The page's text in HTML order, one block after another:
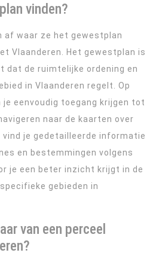
vinden?
af waar ze het gewestplan
Vlaanderen. Het gewestplan is
dat de ruimtelijke ordening en
in Vlaanderen regelt. Op
je eenvoudig toegang krijgen tot
naar de kaarten over
vind je gedetailleerde informatie
en bestemmingen volgens
je een beter inzicht krijgt in de
gebieden in
van een perceel